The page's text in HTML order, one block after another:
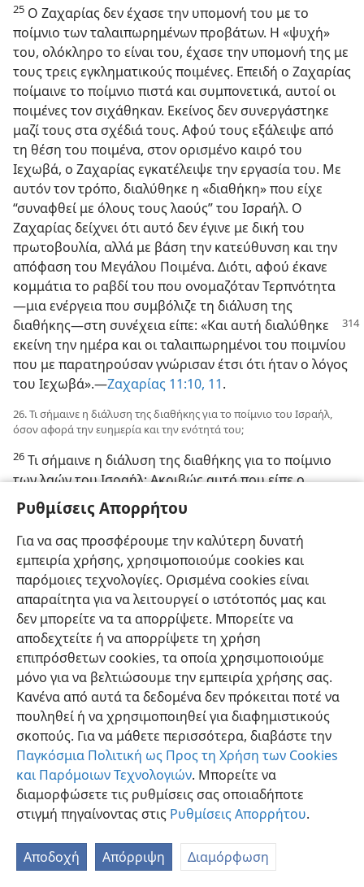
Ρυθμίσεις Απορρήτου
Για να σας προσφέρουμε την καλύτερη δυνατή
εμπειρία χρήσης, χρησιμοποιούμε cookies και
παρόμοιες τεχνολογίες. Ορισμένα cookies είναι
απαραίτητα για να λειτουργεί ο ιστότοπός μας και
δεν μπορείτε να τα απορρίψετε. Μπορείτε να
αποδεχτείτε ή να απορρίψετε τη χρήση
επιπρόσθετων cookies, τα οποία χρησιμοποιούμε
μόνο για να βελτιώσουμε την εμπειρία χρήσης σας.
Κανένα από αυτά τα δεδομένα δεν πρόκειται ποτέ να
πουληθεί ή να χρησιμοποιηθεί για διαφημιστικούς
σκοπούς. Για να μάθετε περισσότερα, διαβάστε την
Παγκόσμια Πολιτική ως Προς τη Χρήση των Cookies
και Παρόμοιων Τεχνολογιών. Μπορείτε να
διαμορφώσετε τις ρυθμίσεις σας οποιαδήποτε
στιγμή πηγαίνοντας στις Ρυθμίσεις Απορρήτου.
Αποδοχή Απόρριψη Διαμόρφωση
25 Ο Ζαχαρίας δεν έχασε την υπομονή του με το
ποίμνιο των ταλαιπωρημένων προβάτων. Η «ψυχή»
του, ολόκληρο το είναι του, έχασε την υπομονή της με
τους τρεις εγκληματικούς ποιμένες. Επειδή ο Ζαχαρίας
ποίμαινε το ποίμνιο πιστά και συμπονετικά, αυτοί οι
ποιμένες τον σιχάθηκαν. Εκείνος δεν συνεργάστηκε
μαζί τους στα σχέδιά τους. Αφού τους εξάλειψε από
τη θέση του ποιμένα, στον ορισμένο καιρό του
Ιεχωβά, ο Ζαχαρίας εγκατέλειψε την εργασία του. Με
αυτόν τον τρόπο, διαλύθηκε η «διαθήκη» που είχε
“συναφθεί με όλους τους λαούς” του Ισραήλ. Ο
Ζαχαρίας δείχνει ότι αυτό δεν έγινε με δική του
πρωτοβουλία, αλλά με βάση την κατεύθυνση και την
απόφαση του Μεγάλου Ποιμένα. Διότι, αφού έκανε
κομμάτια το ραβδί του που ονομαζόταν Τερπνότητα​
—⁠μια ενέργεια που συμβόλιζε τη διάλυση της
διαθήκης⁠—​στη συνέχεια είπε: «Και αυτή διαλύθηκε
εκείνη την ημέρα και οι ταλαιπωρημένοι του ποιμνίου
που με παρατηρούσαν γνώρισαν έτσι ότι ήταν ο λόγος
του Ιεχωβά».​—⁠Ζαχαρίας 11:​10, 11.
26. Τι σήμαινε η διάλυση της διαθήκης για το ποίμνιο του Ισραήλ,
όσον αφορά την ευημερία και την ενότητά του;
26 Τι σήμαινε η διάλυση της διαθήκης για το ποίμνιο
των λαών του Ισραήλ; Ακριβώς αυτό που είπε ο
Ζαχαρίας όταν έπαψε να τους ποιμαίνει: «Δεν θα σας
ποιμαίνω πια. Αυτό που πεθαίνει ας πεθαίνει. Και αυτό
που εξαλείφεται ας εξαλείφεται. Και εκείνα που έχουν
απομείνει ας καταβροχθίσουν το καθένα τη σάρκα
του συντρόφου του». (Ζαχαρίας 11:​9) Ποιος θα
φρόντιζε το ποίμνιο τώρα που ο διορισμένος ποιμένας
του Ιεχωβά έλαβε την εντολή να αποσυρθεί; Εκείνοι
που επιδίωκαν να κερδίσουν σε βάρος του ποιμνίου
θα άφηναν αυτά που πέθαιναν να πεθαίνουν, δεν θα
έδιναν προσοχή σε αυτά που εξαλείφονταν ή
εξαφανίζονταν ώστε να τα γλιτώσουν από την
απώλεια, και αυτά που είχαν απομείνει θα τα άφηναν
να μάχονται μεταξύ τους καταβροχθίζοντας το ένα το
άλλο, εφόσον δεν θα εκδήλωναν αγάπη αλλά θα
εκμεταλλεύονταν με ιδιοτέλεια το ένα το άλλο.
27. Η διαθήκη διαλύθηκε επειδή σταμάτησε η εκδήλωση συμπόνιας
από μέρους τίνος, και ποιο θα ήταν το αποτέλεσμα όταν θα γινόταν
27Μήπως, λοιπόν, η διάλυση της διαθήκης οφειλόταν